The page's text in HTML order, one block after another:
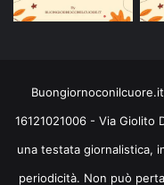
16121021006 - Via Giolito
una testata giornalistica,
periodicità. Non può